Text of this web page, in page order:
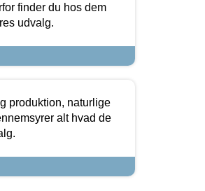
finder du hos dem
udvalg.
produktion, naturlige
alt hvad de